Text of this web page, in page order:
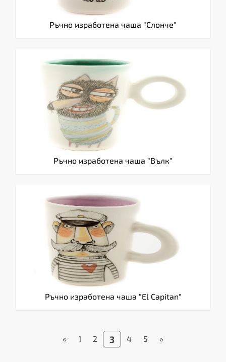
Ръчно изработена чаша "Слонче"
Ръчно изработена чаша "Вълк"
Ръчно изработена чаша "El Capitan"
« 1 2 3 4 5 »